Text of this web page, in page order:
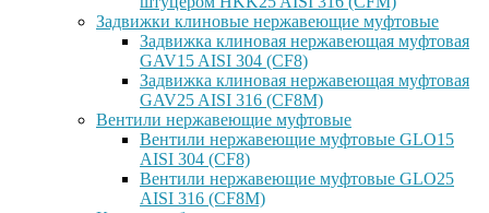
Задвижки клиновые нержавеющие муфтовые
Задвижка клиновая нержавеющая муфтовая
GAV15 AISI 304 (CF8)
Задвижка клиновая нержавеющая муфтовая
GAV25 AISI 316 (CF8M)
Вентили нержавеющие муфтовые
Вентили нержавеющие муфтовые GLO15
AISI 304 (CF8)
Вентили нержавеющие муфтовые GLO25
AISI 316 (CF8M)